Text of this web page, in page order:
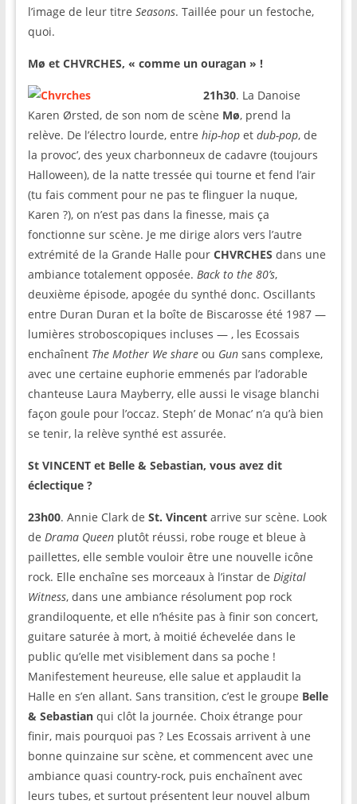
l’image de leur titre Seasons. Taillée pour un festoche,
quoi.
Mø et CHVRCHES, « comme un ouragan » !
21h30. La Danoise
Karen Ørsted, de son nom de scène Mø, prend la
relève. De l’électro lourde, entre hip-hopet dub-pop, de
la provoc’, des yeux charbonneux de cadavre (toujours
Halloween), de la natte tressée qui tourne et fend l’air
(tu fais comment pour ne pas te flinguer la nuque,
Karen ?), on n’est pas dans la finesse, mais ça
fonctionne sur scène. Je me dirige alors vers l’autre
extrémité de la Grande Halle pour CHVRCHES dans une
ambiance totalement opposée. Back to the 80’s,
deuxième épisode, apogée du synthé donc. Oscillants
entre Duran Duran et la boîte de Biscarosse été 1987 —
lumières stroboscopiques incluses — , les Ecossais
enchaînent The Mother We shareou Gunsans complexe,
avec une certaine euphorie emmenés par l’adorable
chanteuse Laura Mayberry, elle aussi le visage blanchi
façon goule pour l’occaz. Steph’ de Monac’ n’a qu’à bien
se tenir, la relève synthé est assurée.
St VINCENT et Belle & Sebastian, vous avez dit
éclectique ?
23h00. Annie Clark de St. Vincentarrive sur scène. Look
de Drama Queenplutôt réussi, robe rouge et bleue à
paillettes, elle semble vouloir être une nouvelle icône
rock. Elle enchaîne ses morceaux à l’instar de Digital
Witness, dans une ambiance résolument pop rock
grandiloquente, et elle n’hésite pas à finir son concert,
guitare saturée à mort, à moitié échevelée dans le
public qu’elle met visiblement dans sa poche !
Manifestement heureuse, elle salue et applaudit la
Halle en s’en allant. Sans transition, c’est le groupe Belle
& Sebastianqui clôt la journée. Choix étrange pour
finir, mais pourquoi pas ? Les Ecossais arrivent à une
bonne quinzaine sur scène, et commencent avec une
ambiance quasi country-rock, puis enchaînent avec
leurs tubes, et surtout présentent leur nouvel album